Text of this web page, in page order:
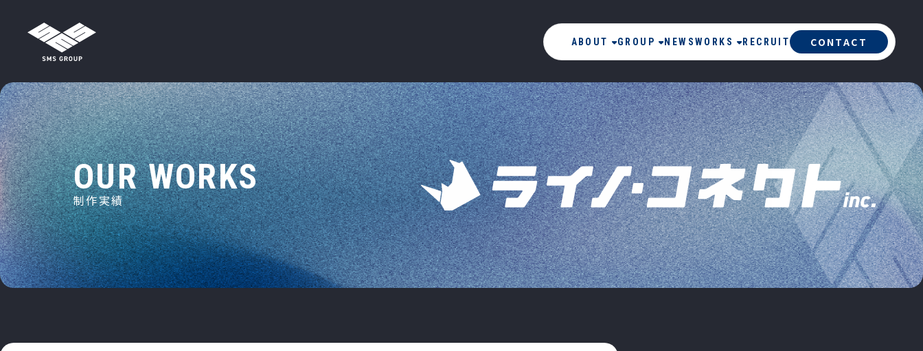
コンテンツへスキップ
メインナビゲーション ABOUT GROUP NEWSWORKS RECRUIT CONTACT
OUR WORKS
制作実績